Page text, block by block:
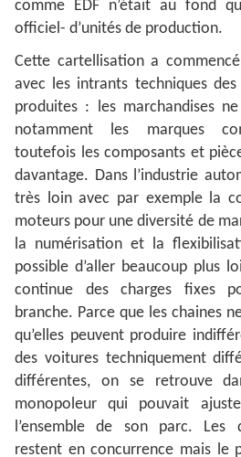
comme EDF n’était au fond
officiel- d’unités de production.
Cette cartellisation a
avec les intrants techniques des
produites : les marchandises
notamment les marques
toutefois les composants et
davantage. Dans l’industrie
très loin avec par exemple la
moteurs pour une diversité de
la numérisation et la
possible d’aller beaucoup plus
continue des charges fixes
branche. Parce que les chaines
qu’elles peuvent produire
des voitures techniquement
différentes, on se retrouve
monopoleur qui pouvait
l’ensemble de son parc. Les
restent en concurrence mais le